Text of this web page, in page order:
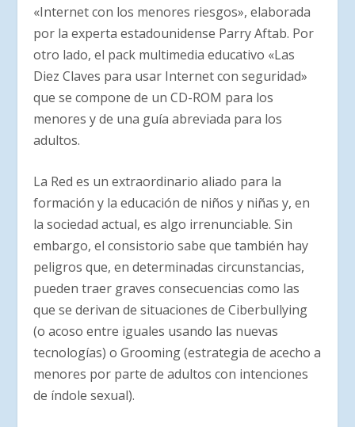
«Internet con los menores riesgos», elaborada
por la experta estadounidense Parry Aftab. Por
otro lado, el pack multimedia educativo «Las
Diez Claves para usar Internet con seguridad»
que se compone de un CD-ROM para los
menores y de una guía abreviada para los
adultos.
La Red es un extraordinario aliado para la
formación y la educación de niños y niñas y, en
la sociedad actual, es algo irrenunciable. Sin
embargo, el consistorio sabe que también hay
peligros que, en determinadas circunstancias,
pueden traer graves consecuencias como las
que se derivan de situaciones de Ciberbullying
(o acoso entre iguales usando las nuevas
tecnologías) o Grooming (estrategia de acecho a
menores por parte de adultos con intenciones
de índole sexual).